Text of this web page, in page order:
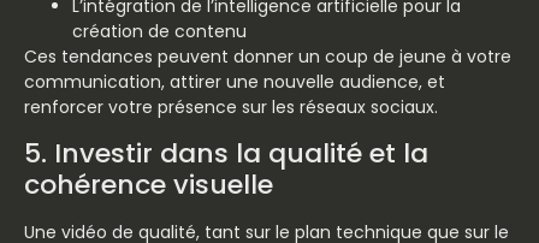
L’intégration de l’intelligence artificielle pour la
création de contenu
Ces tendances peuvent donner un coup de jeune à votre
communication, attirer une nouvelle audience, et
renforcer votre présence sur les réseaux sociaux.
5. Investir dans la qualité et la
cohérence visuelle
Une vidéo de qualité, tant sur le plan technique que sur le